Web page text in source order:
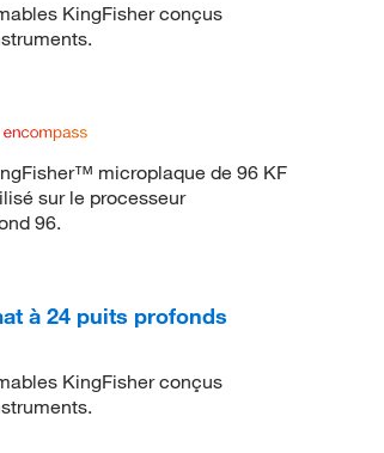
KingFisher conçus
microplaque de 96 KF
sur le processeur
96.
à 24 puits profonds
KingFisher conçus